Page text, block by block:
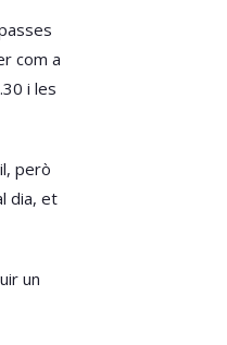
com a
i les
però
dia, et
un